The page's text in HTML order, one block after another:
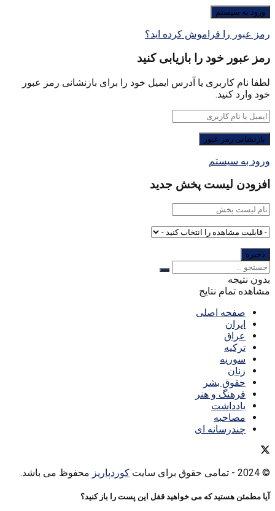
رمز عبور را فراموش کرده اید؟
رمز عبور خود را بازیابی کنید
لطفا نام کاربری یا آدرس ایمیل خود را برای بازنشانی رمز عبور
خود وارد کنید.
ورود به سیستم
افزودن لیست پخش جدید
بدون نتیجه
مشاهده تمام نتایج
صفحه اصلی
ایران
عراق
ترکیه
سوریه
زنان
حقوق بشر
فرهنگ و هنر
یادداشت
مصاحبه
چندرسانه ای
© 2024 - تمامی حقوق برای سایت کوردپاریز محفوظ می باشد.
آیا مطمئن هستید که می خواهید قفل این پست را باز کنید؟